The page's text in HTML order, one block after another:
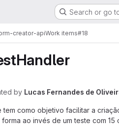
Search or go
creator-apiWork items#18
by Lucas Fernandes de
tem como objetivo facilitar a
ao invés de um teste com